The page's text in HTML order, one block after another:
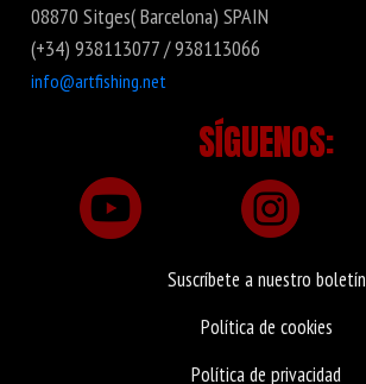
08870 Sitges( Barcelona) SPAIN
(+34) 938113077 / 938113066
info@artfishing.net
SÍGUENOS:
Suscríbete a nuestro boletín
Política de cookies
Política de privacidad